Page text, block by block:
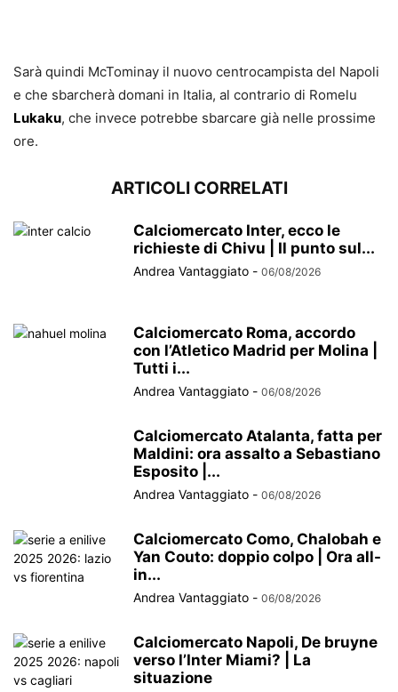
Sarà quindi McTominay il nuovo centrocampista del Napoli
e che sbarcherà domani in Italia, al contrario di Romelu
Lukaku, che invece potrebbe sbarcare già nelle prossime
ore.
ARTICOLI CORRELATI
Calciomercato Inter, ecco le
richieste di Chivu | Il punto sul...
Andrea Vantaggiato - 06/08/2026
Calciomercato Roma, accordo
con l’Atletico Madrid per Molina |
Tutti i...
Andrea Vantaggiato - 06/08/2026
Calciomercato Atalanta, fatta per
Maldini: ora assalto a Sebastiano
Esposito |...
Andrea Vantaggiato - 06/08/2026
Calciomercato Como, Chalobah e
Yan Couto: doppio colpo | Ora all-
in...
Andrea Vantaggiato - 06/08/2026
Calciomercato Napoli, De bruyne
verso l’Inter Miami? | La
situazione